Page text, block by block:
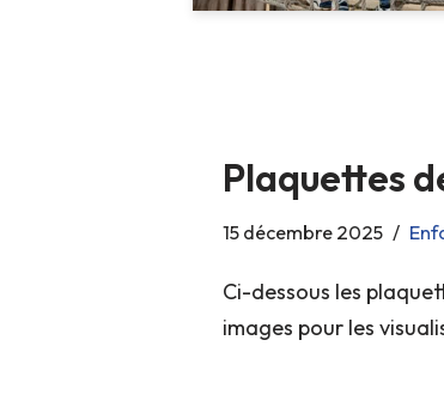
Plaquettes
15 décembre 2025
Ci-dessous les
images pour les